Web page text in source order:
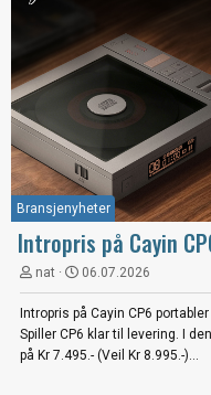
Bransjenyheter
Intropris på Cayin
nat 06.07.2026
Intropris på Cayin CP6
Spiller CP6 klar til levering. I
på Kr 7.495.- (Veil Kr 8.995.-)...